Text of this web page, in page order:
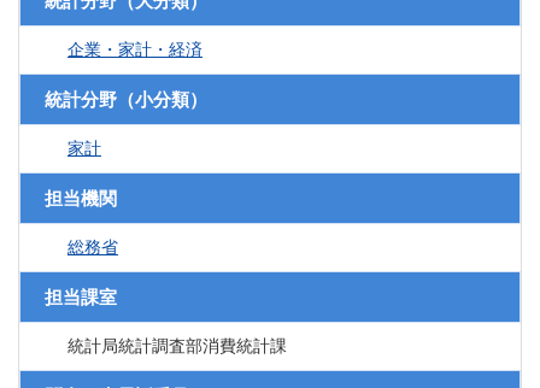
企業・家計・経済
統計分野（小分類）
家計
担当機関
総務省
担当課室
統計局統計調査部消費統計課